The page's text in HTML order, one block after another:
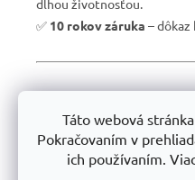
Táto webová
Pokračovaním v
ich používaním.
✅ 10 rokov záruka –
📊 Porovnanie s
Vlastnosť
Nosnosť